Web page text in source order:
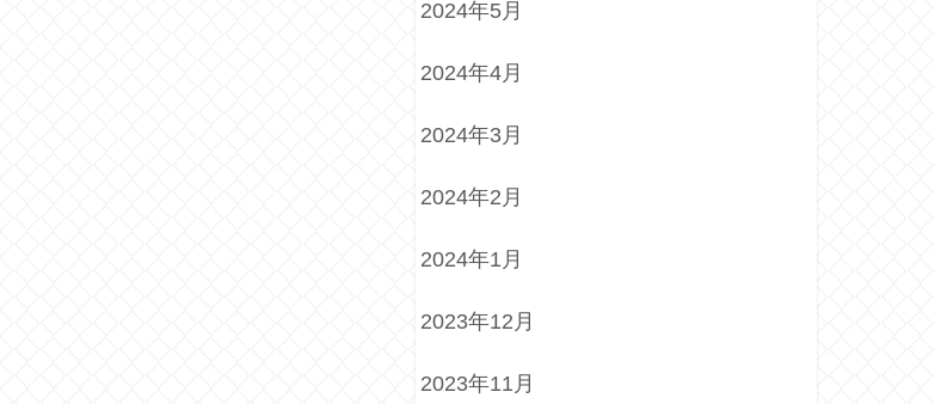
2024年5月
2024年4月
2024年3月
2024年2月
2024年1月
2023年12月
2023年11月